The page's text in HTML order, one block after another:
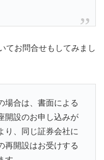
てお問合せもしてみまし
場合は、書面による
開設のお申し込みが
り、同じ証券会社に
再開設はお受けする